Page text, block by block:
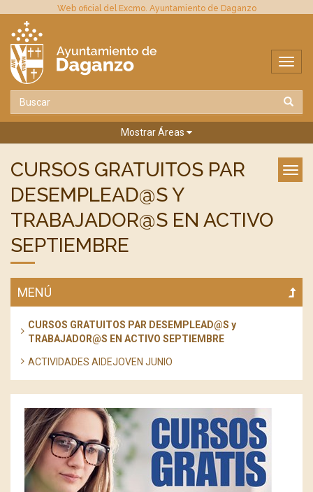
Web oficial del Excmo. Ayuntamiento de Daganzo
Mostrar Áreas
CURSOS GRATUITOS PAR
DESEMPLEAD@S Y
TRABAJADOR@S EN ACTIVO
SEPTIEMBRE
MENÚ
CURSOS GRATUITOS PAR DESEMPLEAD@S y
TRABAJADOR@S EN ACTIVO SEPTIEMBRE
ACTIVIDADES AIDEJOVEN JUNIO